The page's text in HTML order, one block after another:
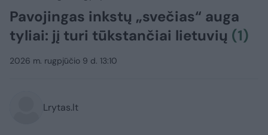
Pavojingas inkstų „svečias“ auga
tyliai: jį turi tūkstančiai lietuvių (1)
2026 m. rugpjūčio 9 d. 13:10
Lrytas.lt